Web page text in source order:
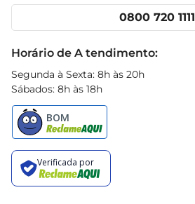
Cencosud Media
0800 720 1111
Horário de A tendimento:
Segunda à Sexta: 8h às 20h
Sábados: 8h às 18h